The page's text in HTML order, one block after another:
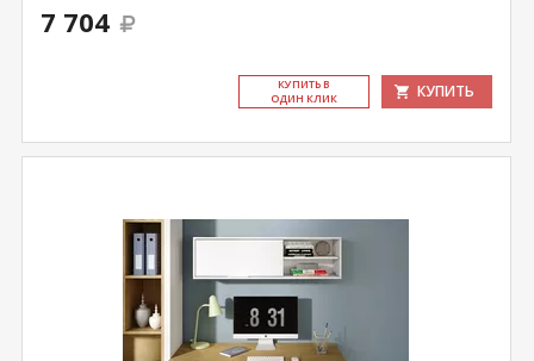
7 704
КУ­ПИТЬ В
ОДИН КЛИК
КУПИТЬ